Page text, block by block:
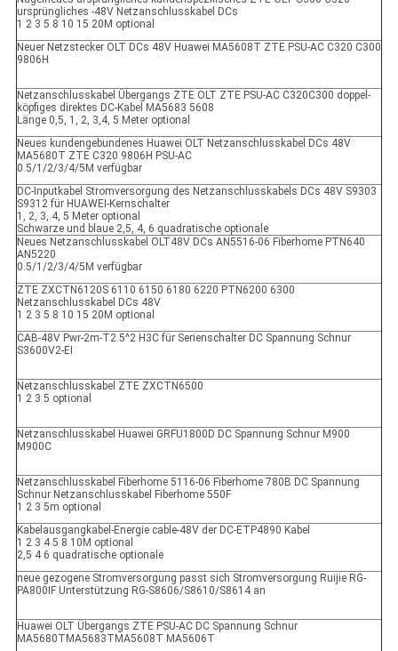
ursprüngliches -48V Netzanschlusskabel DCs
1 2 3 5 8 10 15 20M optional
Neuer Netzstecker OLT DCs 48V Huawei MA5608T ZTE PSU-AC C320 C300
9806H
Netzanschlusskabel Übergangs ZTE OLT ZTE PSU-AC C320C300 doppel-
köpfiges direktes DC-Kabel MA5683 5608
Länge 0,5, 1, 2, 3,4, 5 Meter optional
Neues kundengebundenes Huawei OLT Netzanschlusskabel DCs 48V
MA5680T ZTE C320 9806H PSU-AC
0.5/1/2/3/4/5M verfügbar
DC-Inputkabel Stromversorgung des Netzanschlusskabels DCs 48V S9303
S9312 für HUAWEI-Kernschalter
1, 2, 3, 4, 5 Meter optional
Schwarze und blaue 2,5, 4, 6 quadratische optionale
Neues Netzanschlusskabel OLT48V DCs AN5516-06 Fiberhome PTN640
AN5220
0.5/1/2/3/4/5M verfügbar
ZTE ZXCTN6120S 6110 6150 6180 6220 PTN6200 6300
Netzanschlusskabel DCs 48V
1 2 3 5 8 10 15 20M optional
CAB-48V Pwr-2m-T2.5^2 H3C für Serienschalter DC Spannung Schnur
S3600V2-EI
Netzanschlusskabel ZTE ZXCTN6500
1 2 3 5 optional
Netzanschlusskabel Huawei GRFU1800D DC Spannung Schnur M900
M900C
Netzanschlusskabel Fiberhome 5116-06 Fiberhome 780B DC Spannung
Schnur Netzanschlusskabel Fiberhome 550F
1 2 3 5m optional
Kabelausgangkabel-Energie cable-48V der DC-ETP4890 Kabel
1 2 3 4 5 8 10M optional
2,5 4 6 quadratische optionale
neue gezogene Stromversorgung passt sich Stromversorgung Ruijie RG-
PA800IF Unterstützung RG-S8606/S8610/S8614 an
Huawei OLT Übergangs ZTE PSU-AC DC Spannung Schnur
MA5680TMA5683TMA5608T MA5606T